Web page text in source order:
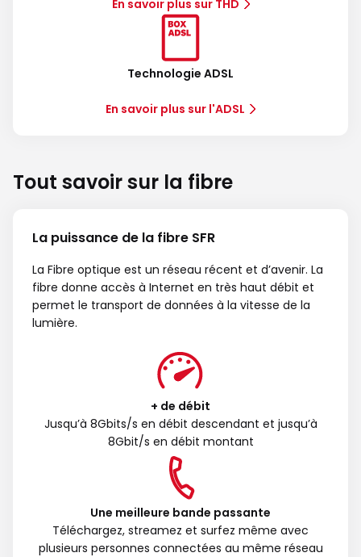
En savoir plus sur THD
Technologie ADSL
En savoir plus sur l'ADSL
Tout savoir sur la fibre
La puissance de la fibre SFR
La Fibre optique est un réseau récent et d’avenir. La
fibre donne accès à Internet en très haut débit et
permet le transport de données à la vitesse de la
lumière.
+ de débit
Jusqu’à 8Gbits/s en débit descendant et jusqu’à
8Gbit/s en débit montant
Une meilleure bande passante
Téléchargez, streamez et surfez même avec
plusieurs personnes connectées au même réseau